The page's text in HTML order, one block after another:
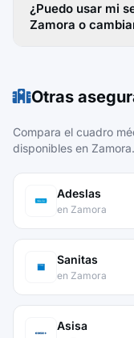
¿Puedo usar mi
Zamora o
Otras
Compara el cuadro
disponibles en Zamora.
Adeslas
en Zamora
Sanitas
en Zamora
Asisa